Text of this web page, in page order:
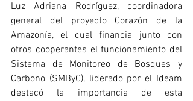
Luz Adriana Rodríguez, coordinadora
general del proyecto Corazón de la
Amazonía, el cual financia junto con
otros cooperantes el funcionamiento del
Sistema de Monitoreo de Bosques y
Carbono (SMByC), liderado por el Ideam
destacó la importancia de esta